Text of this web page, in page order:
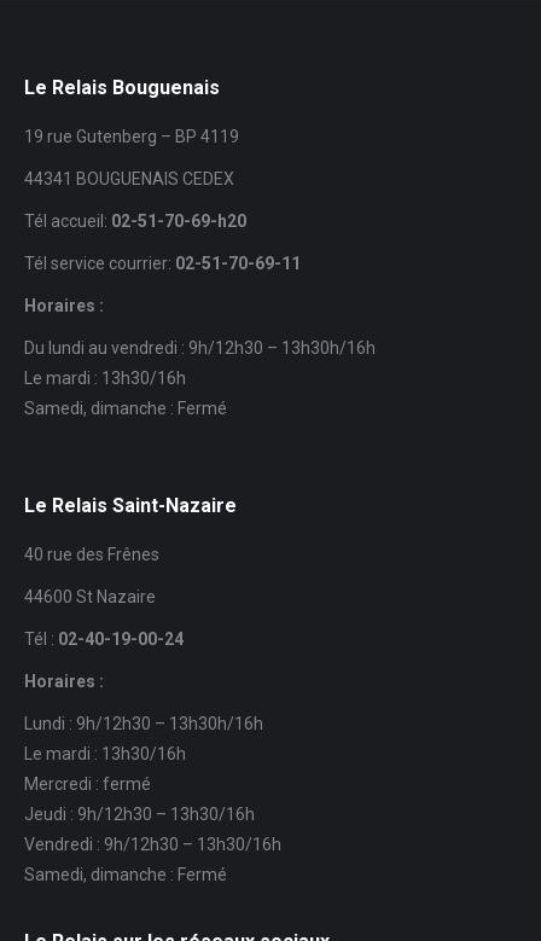
Le Relais Bouguenais
19 rue Gutenberg – BP 4119
44341 BOUGUENAIS CEDEX
Tél accueil: 02-51-70-69-h20
Tél service courrier: 02-51-70-69-11
Horaires :
Du lundi au vendredi : 9h/12h30 – 13h30h/16h
Le mardi : 13h30/16h
Samedi, dimanche : Fermé
Le Relais Saint-Nazaire
40 rue des Frênes
44600 St Nazaire
Tél : 02-40-19-00-24
Horaires :
Lundi : 9h/12h30 – 13h30h/16h
Le mardi : 13h30/16h
Mercredi : fermé
Jeudi : 9h/12h30 – 13h30/16h
Vendredi : 9h/12h30 – 13h30/16h
Samedi, dimanche : Fermé